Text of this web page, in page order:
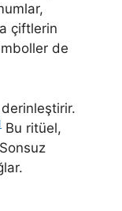
çiftlerin
de
Bu ritüel,